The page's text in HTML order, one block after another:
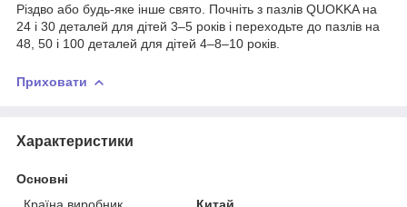
Різдво або будь-яке інше свято. Почніть з пазлів QUOKKA на
24 і 30 деталей для дітей 3–5 років і переходьте до пазлів на
48, 50 і 100 деталей для дітей 4–8–10 років.
Приховати
Характеристики
Основні
Країна виробник
Китай